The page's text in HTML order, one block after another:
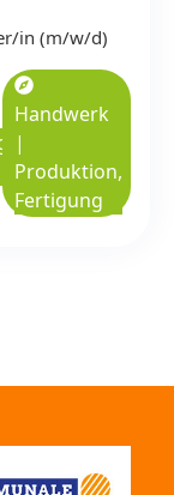
in (m/w/d)
Handwerk
|
Produktion,
Fertigung